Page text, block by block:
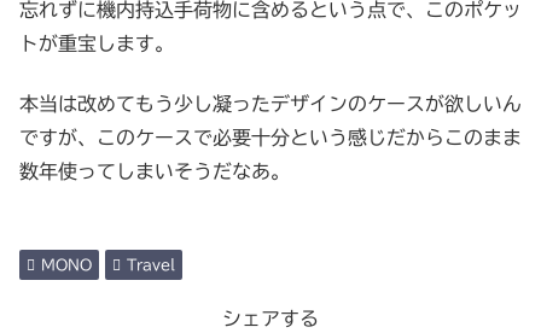
忘れずに機内持込手荷物に含めるという点で、このポケッ
トが重宝します。
本当は改めてもう少し凝ったデザインのケースが欲しいん
ですが、このケースで必要十分という感じだからこのまま
数年使ってしまいそうだなあ。
MONO Travel
シェアする